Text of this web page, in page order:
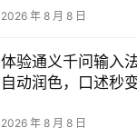
2026 年 8 月 8 日
体验通义千问输入
自动润色，口述秒
2026 年 8 月 8 日